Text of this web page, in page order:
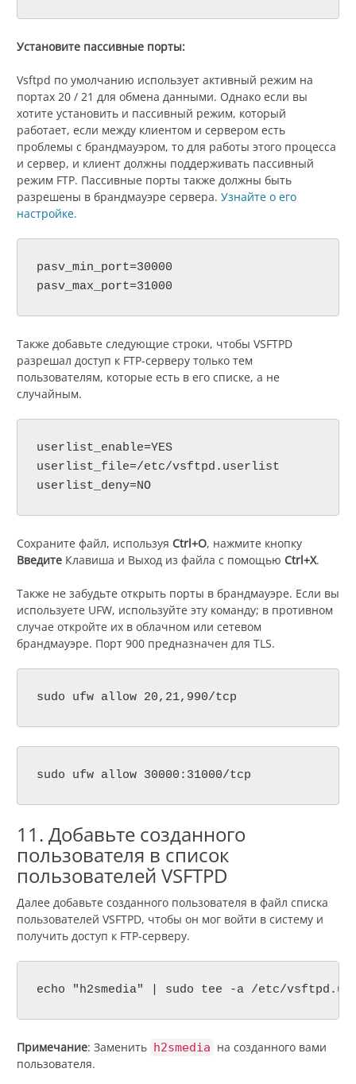
Установите пассивные порты:
Vsftpd по умолчанию использует активный режим на
портах 20 / 21 для обмена данными. Однако если вы
хотите установить и пассивный режим, который
работает, если между клиентом и сервером есть
проблемы с брандмауэром, то для работы этого процесса
и сервер, и клиент должны поддерживать пассивный
режим FTP. Пассивные порты также должны быть
разрешены в брандмауэре сервера. Узнайте о его
настройке.
pasv_min_port=30000
pasv_max_port=31000
Также добавьте следующие строки, чтобы VSFTPD
разрешал доступ к FTP-серверу только тем
пользователям, которые есть в его списке, а не
случайным.
userlist_enable=YES
userlist_file=/etc/vsftpd.userlist
userlist_deny=NO
Сохраните файл, используя Ctrl+O, нажмите кнопку
Введите Клавиша и Выход из файла с помощью Ctrl+X.
Также не забудьте открыть порты в брандмауэре. Если вы
используете UFW, используйте эту команду; в противном
случае откройте их в облачном или сетевом
брандмауэре. Порт 900 предназначен для TLS.
sudo ufw allow 20,21,990/tcp
sudo ufw allow 30000:31000/tcp
11. Добавьте созданного
пользователя в список
пользователей VSFTPD
Далее добавьте созданного пользователя в файл списка
пользователей VSFTPD, чтобы он мог войти в систему и
получить доступ к FTP-серверу.
echo "h2smedia" | sudo tee -a /etc/
Примечание: Заменить h2smedia на созданного вами
пользователя.